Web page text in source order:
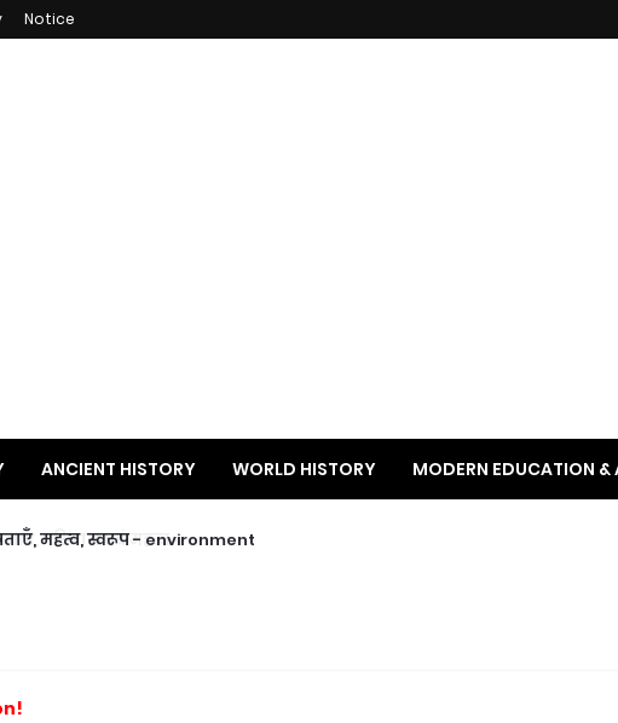
Notice
ANCIENT HISTORY WORLD HISTORY MODERN EDUCATION &
CULTURE AND FESTIVALS
महत्व, स्वरूप - environment
परिणाम एवं महत्व